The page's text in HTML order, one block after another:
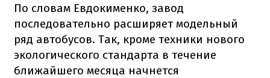
По словам Евдокименко, завод
последовательно расширяет модельный
ряд автобусов. Так, кроме техники нового
экологического стандарта в течение
ближайшего месяца начнется